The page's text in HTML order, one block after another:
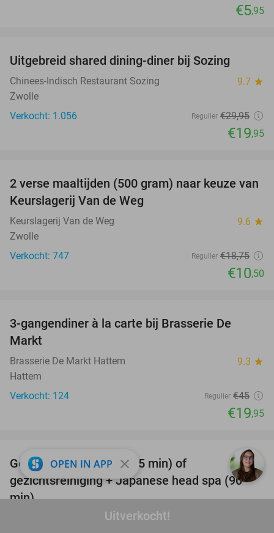
Uitverkocht!
€5,95
Uitgebreid shared dining-diner bij Sozing
Chinees-Indisch Restaurant Sozing 9.7 star
Zwolle
Verkocht: 1.056
Regulier €29,95
€19,95
44%
2 verse maaltijden (500 gram) naar keuze van
Keurslagerij Van de Weg
Keurslagerij Van de Weg 9.6 star
Zwolle
Verkocht: 747
Regulier €18,75
€10,50
3-gangendiner à la carte bij Brasserie De
Markt
Brasserie De Markt Hattem 9.3 star
Hattem
Verkocht: 124
Regulier €45
€19,95
51%
Gezichtsbehandeling (75 min) of
gezichtsreiniging + Japanese head spa (90
min)
OPEN IN APP close